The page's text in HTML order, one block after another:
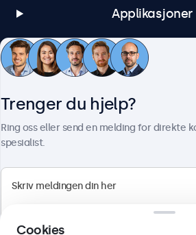
Applikasjoner
Kundeservice
Trenger du hjelp?
Ring oss eller send en melding for direkte
spesialist.
Cookies